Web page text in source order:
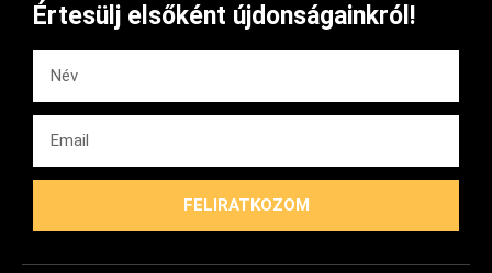
Értesülj elsőként újdonságainkról!
FELIRATKOZOM